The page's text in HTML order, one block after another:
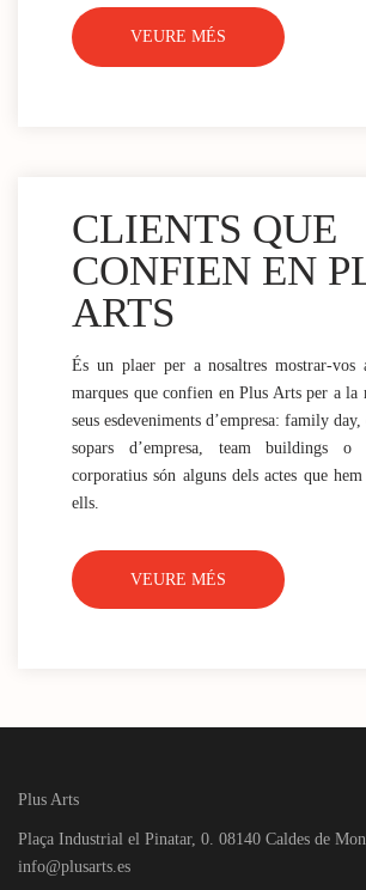
VEURE MÉS
CLIENTS QUE
CONFIEN EN
ARTS
És un plaer per a nosaltres mostrar-vos
marques que confien en Plus Arts per a la
seus esdeveniments d’empresa: family day,
sopars d’empresa, team buildings o
corporatius són alguns dels actes que
ells.
VEURE MÉS
Plus Arts
Plaça Industrial el Pinatar, 0. 08140 Caldes de
info@plusarts.es